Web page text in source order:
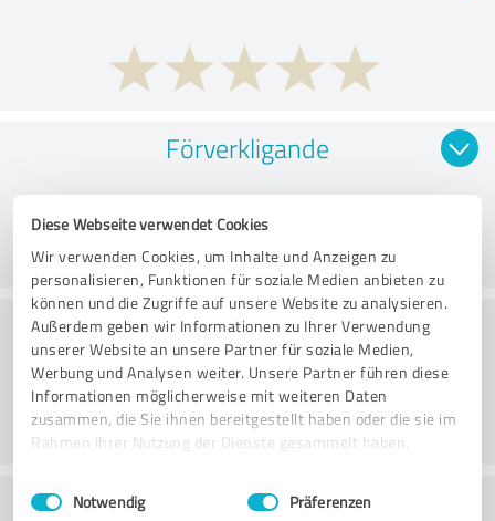
Diese Webseite verwendet Cookies
Wir verwenden Cookies, um Inhalte und Anzeigen zu
personalisieren, Funktionen für soziale Medien anbieten zu
können und die Zugriffe auf unsere Website zu analysieren.
Außerdem geben wir Informationen zu Ihrer Verwendung
unserer Website an unsere Partner für soziale Medien,
Werbung und Analysen weiter. Unsere Partner führen diese
Informationen möglicherweise mit weiteren Daten
zusammen, die Sie ihnen bereitgestellt haben oder die sie im
Rahmen Ihrer Nutzung der Dienste gesammelt haben.
Impressum Datenschutzbestimmungen
Einwilligungsauswahl
Notwendig Präferenzen
Förverkligande
Rådgivning
Kundservice